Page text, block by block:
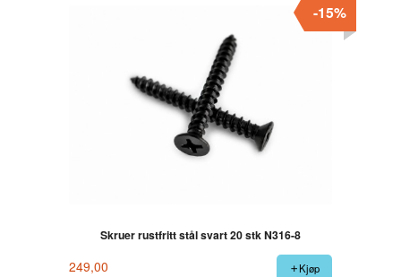
Skruer rustfritt stål svart 20 stk N316-8
249,00
-15%
Kjøp